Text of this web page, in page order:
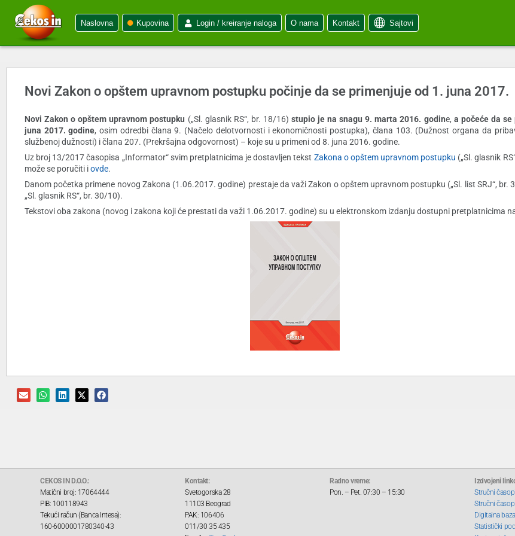
Naslovna Kupovina Login / kreiranje naloga O nama Kontakt Sajtovi
Novi Zakon o opštem upravnom postupku počinje da se primenjuje od 1. juna 2017.
Novi Zakon o opštem upravnom postupku („Sl. glasnik RS“, br. 18/16) stupio je na snagu 9. marta 2016. godine, a počeće da
juna 2017. godine, osim odredbi člana 9. (Načelo delotvornosti i ekonomičnosti postupka), člana 103. (Dužnost organa da
službenoj dužnosti) i člana 207. (Prekršajna odgovornost) – koje su u primeni od 8. juna 2016. godine.
Uz broj 13/2017 časopisa „Informator“ svim pretplatnicima je dostavljen tekst Zakona o opštem upravnom postupku („Sl. glasnik
može se poručiti iovde.
Danom početka primene novog Zakona (1.06.2017. godine) prestaje da važi Zakon o opštem upravnom postupku („Sl. list SRJ“, br.
„Sl. glasnik RS“, br. 30/10).
Tekstovi oba zakona (novog i zakona koji će prestati da važi 1.06.2017. godine) su u elektronskom izdanju dostupni pretplatnicima
CEKOS IN D.O.O.:
Matični broj: 17064444
PIB: 100118943
Tekući račun (Banca Intesa):
160-6000001780340-43
Kontakt:
Svetogorska 28
11103 Beograd
PAK: 106406
011/30 35 435
Radno vreme:
Pon. – Pet. 07:30 – 15:30
Izdvojeni
Stručni
Stručni
Digitalna
Statistički